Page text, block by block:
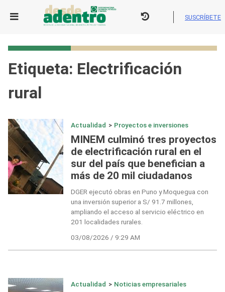
SUSCRÍBETE
Etiqueta: Electrificación
rural
Actualidad > Proyectos e inversiones
MINEM culminó tres proyectos
de electrificación rural en el
sur del país que benefician a
más de 20 mil ciudadanos
DGER ejecutó obras en Puno y Moquegua con
una inversión superior a S/ 91.7 millones,
ampliando el acceso al servicio eléctrico en
201 localidades rurales.
03/08/2026 / 9:29 AM
Actualidad > Noticias empresariales